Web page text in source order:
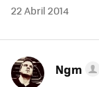
22 Abril 2014
Ngm